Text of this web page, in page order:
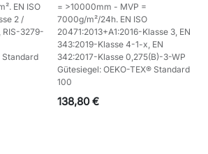
EN ISO
2 /
RIS-3279-
Standard
= >10000mm - MVP =
7000g/m²/24h. EN ISO
20471:2013+A1:2016-Klasse 3, EN
343:2019-Klasse 4-1-x, EN
342:2017-Klasse 0,275(B)-3-WP
Gütesiegel: OEKO-TEX® Standard
100
138,80€